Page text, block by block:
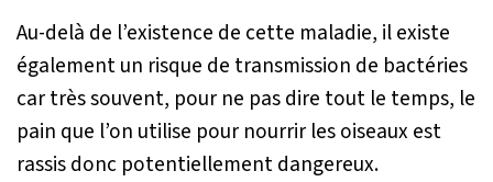
Au-delà de l’existence de cette maladie, il existe
également un risque de transmission de bactéries
car très souvent, pour ne pas dire tout le temps, le
pain que l’on utilise pour nourrir les oiseaux est
rassis donc potentiellement dangereux.